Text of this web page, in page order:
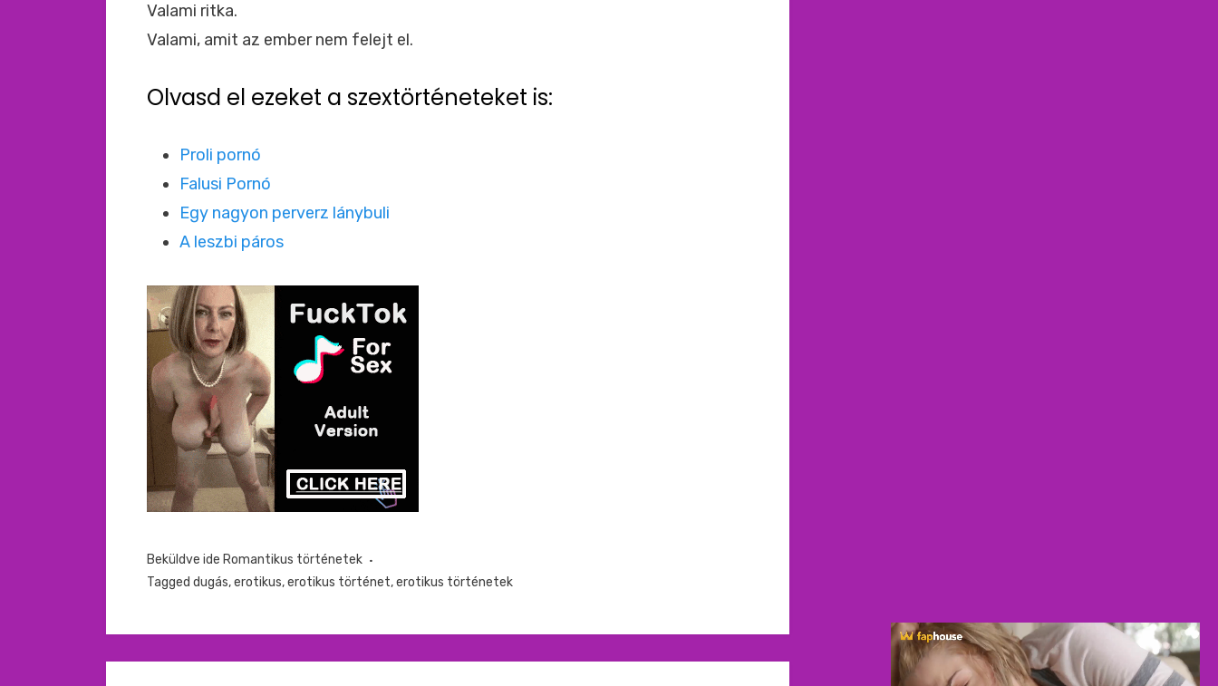
Valami ritka.
Valami, amit az ember nem felejt el.
Olvasd el ezeket a szextörténeteket is:
Proli pornó
Falusi Pornó
Egy nagyon perverz lánybuli
A leszbi páros
Beküldve ide Romantikus történetek
Tagged dugás,erotikus,erotikus történet,erotikus történetek